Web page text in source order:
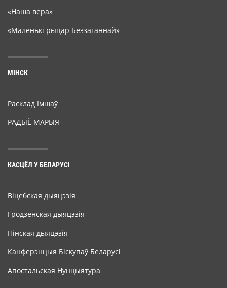
«Наша вера»
«Маленькі рыцар Беззаганнай»
МІНСК
Расклад Імшаў
РАДЫЁ МАРЫЯ
КАСЦЁЛ У БЕЛАРУСІ
Віцебская дыяцэзія
Гродзенская дыяцэзія
Пінская дыяцэзія
Канферэнцыя Біскупаў Беларусі
Апостальская Нунцыятура